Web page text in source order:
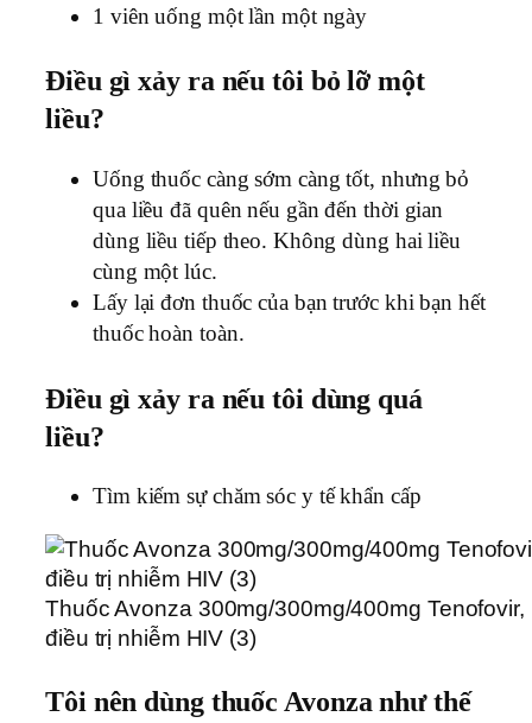
1 viên uống một lần một ngày
Điều gì xảy ra nếu tôi bỏ lỡ một
liều?
Uống thuốc càng sớm càng tốt, nhưng bỏ
qua liều đã quên nếu gần đến thời gian
dùng liều tiếp theo. Không dùng hai liều
cùng một lúc.
Lấy lại đơn thuốc của bạn trước khi bạn hết
thuốc hoàn toàn.
Điều gì xảy ra nếu tôi dùng quá
liều?
Tìm kiếm sự chăm sóc y tế khẩn cấp
Thuốc Avonza 300mg/300mg/400mg
điều trị nhiễm HIV (3)
Tôi nên dùng thuốc Avonza như thế